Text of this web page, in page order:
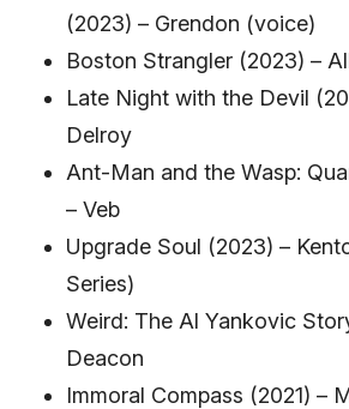
(2023) – Grendon (voice)
Boston Strangler (2023) –
Late Night with the Devil
Delroy
Ant-Man and the Wasp:
– Veb
Upgrade Soul (2023) –
Series)
Weird: The Al Yankovic
Deacon
Immoral Compass (2021) –